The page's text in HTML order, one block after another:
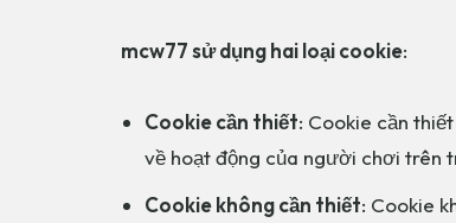
mcw77 sử dụng hai loại cookie:
Cookie cần thiết: Cookie cần
về hoạt động của người chơi trên
Cookie không cần thiết: Cookie